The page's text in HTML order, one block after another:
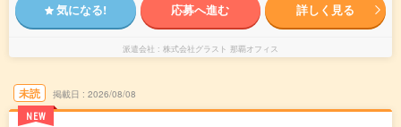
気になる! 応募へ進む 詳しく見る
派遣会社 株式会社グラスト 那覇オフィス
未読
NEW
掲載日 2026/08/08